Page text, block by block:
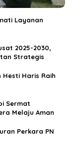
Layanan
2025-2030,
Strategis
Haris Raih
Sermat
Melaju Aman
Perkara PN